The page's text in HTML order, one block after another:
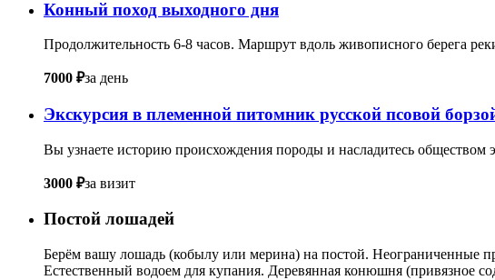
Конный поход выходного дня
Продолжительность 6-8 часов. Маршрут вдоль живописного берега
7000 ₽за день
Экскурсия в племенной питомник русской псовой
Вы узнаете историю происхождения породы и насладитесь обществом
3000 ₽за визит
Постой лошадей
Берём вашу лошадь (кобылу или мерина) на постой. Неограниченные
Естественный водоем для купания. Деревянная конюшня (привязное